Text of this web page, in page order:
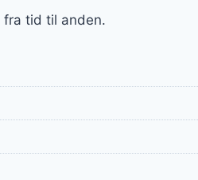
fra tid til anden.